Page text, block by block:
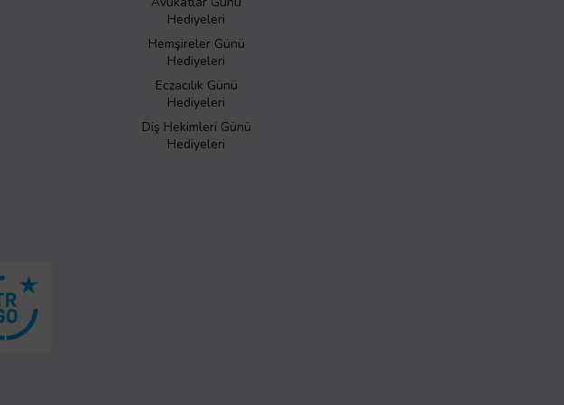
Hediyeleri
Hemşireler Günü
Hediyeleri
Eczacılık Günü
Hediyeleri
Diş Hekimleri Günü
Hediyeleri